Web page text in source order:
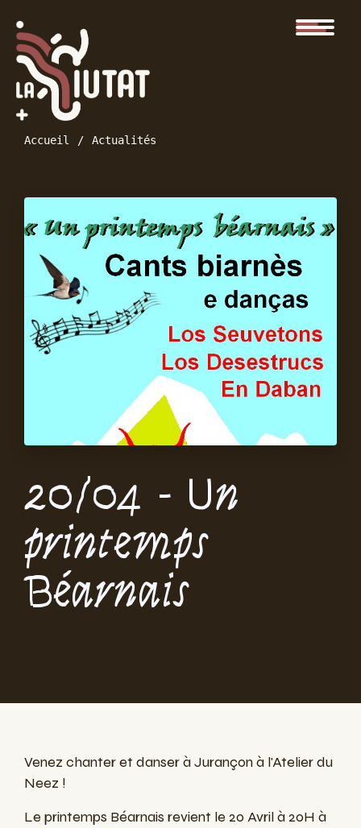
Accueil Actualités
20/04 - Un
printemps
Béarnais
Venez chanter et danser à Jurançon à l'Atelier du
Neez !
Le printemps Béarnais revient le 20 Avril à 20H à